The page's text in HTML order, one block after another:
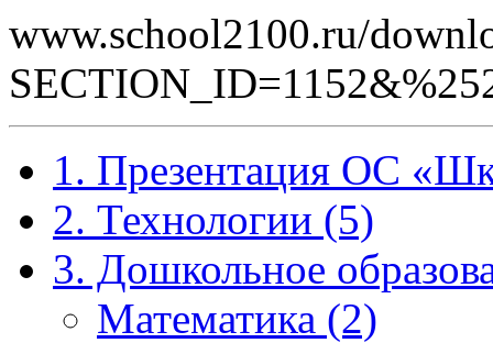
www.school2100.ru/
1. Презентация ОС
2. Технологии (5)
3. Дошкольное
Математика (2)